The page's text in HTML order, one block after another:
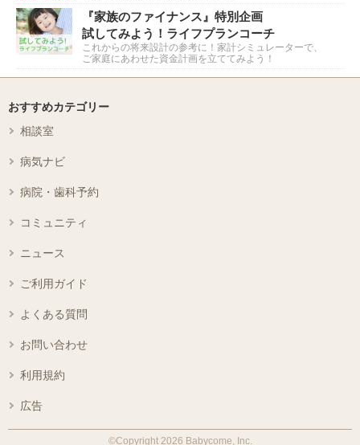
『家族のファイナンス』特別企画
試してみよう！ライフプランコーチ
これからの将来設計の参考に！家計シミュレーターで、
ご家庭にあわせた資金計画を立ててみよう！
おすすめカテゴリー
相談室
病気ナビ
病院・歯科予約
コミュニティ
ニュース
ご利用ガイド
よくある質問
お問い合わせ
利用規約
広告
©Copyright 2026 Babycome, Inc.